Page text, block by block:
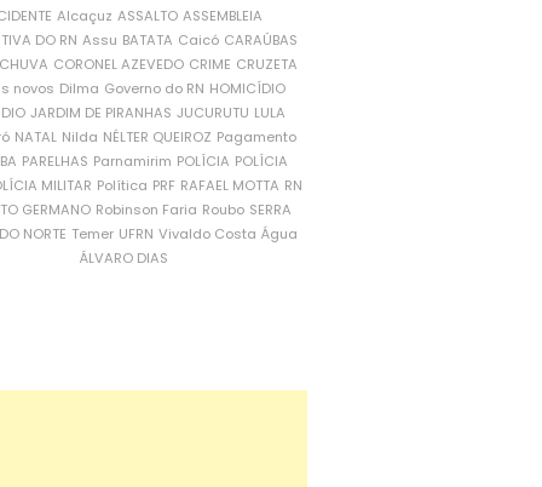
Alcaçuz ASSALTO ASSEMBLEIA
DO RN Assu BATATA Caicó CARAÚBAS
CORONEL AZEVEDO CRIME CRUZETA
novos Dilma Governo do RN HOMICÍDIO
JARDIM DE PIRANHAS JUCURUTU LULA
NATAL Nilda NÉLTER QUEIROZ Pagamento
PARELHAS Parnamirim POLÍCIA POLÍCIA
MILITAR Política PRF RAFAEL MOTTA RN
GERMANO Robinson Faria Roubo SERRA
NORTE Temer UFRN Vivaldo Costa Água
ÁLVARO DIAS